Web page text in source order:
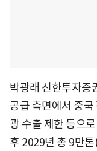
박광래 신한투자증
공급 측면에서 중
광 수출 제한 등으
후 2029년 총 9만